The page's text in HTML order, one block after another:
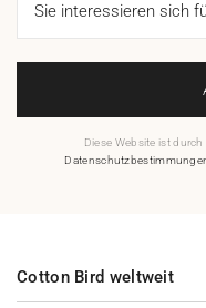
Diese Website ist
Cotton Bird weltweit